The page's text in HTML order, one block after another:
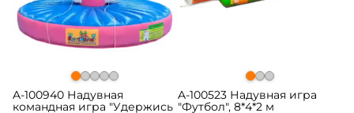
A-100940 Надувная
командная игра "Удержись
A-100523 Надувная игра
"Футбол", 8*4*2 м